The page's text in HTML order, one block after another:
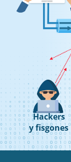
Hackers
y fisgones